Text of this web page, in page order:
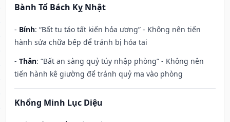
Bành Tổ Bách Kỵ Nhật
- Bính: “Bất tu táo tất kiến hỏa ương” - Không nên tiến
hành sửa chữa bếp để tránh bị hỏa tai
- Thân: “Bất an sàng quỷ túy nhập phòng” - Không nên
tiến hành kê giường để tránh quỷ ma vào phòng
Khổng Minh Lục Diệu